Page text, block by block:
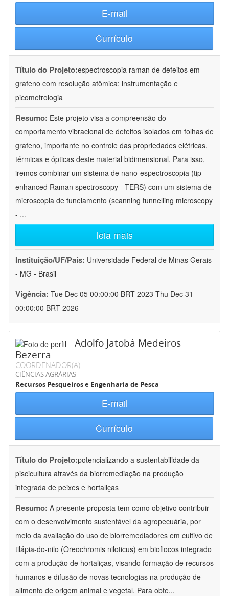
E-mail
Currículo
Título do Projeto:espectroscopia raman de defeitos em
grafeno com resolução atômica: instrumentação e
picometrologia
Resumo: Este projeto visa a compreensão do
comportamento vibracional de defeitos isolados em folhas de
grafeno, importante no controle das propriedades elétricas,
térmicas e ópticas deste material bidimensional. Para isso,
iremos combinar um sistema de nano-espectroscopia (tip-
enhanced Raman spectroscopy - TERS) com um sistema de
microscopia de tunelamento (scanning tunnelling microscopy
- ...
leia mais
Instituição/UF/País: Universidade Federal de Minas Gerais
- MG - Brasil
Vigência: Tue Dec 05 00:00:00 BRT 2023-Thu Dec 31
00:00:00 BRT 2026
Adolfo Jatobá Medeiros
Bezerra
COORDENADOR(A)
CIÊNCIAS AGRÁRIAS
Recursos Pesqueiros e Engenharia de Pesca
E-mail
Currículo
Título do Projeto:potencializando a sustentabilidade da
piscicultura através da biorremediação na produção
integrada de peixes e hortaliças
Resumo: A presente proposta tem como objetivo contribuir
com o desenvolvimento sustentável da agropecuária, por
meio da avaliação do uso de biorremediadores em cultivo de
tilápia-do-nilo (Oreochromis niloticus) em bioflocos integrado
com a produção de hortaliças, visando formação de recursos
humanos e difusão de novas tecnologias na produção de
alimento de origem animal e vegetal. Para obte...